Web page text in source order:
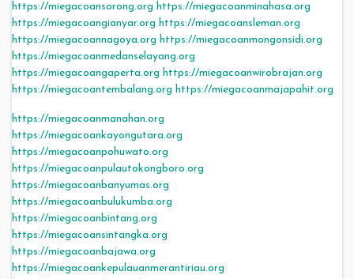
https://miegacoansorong.org https://miegacoanminahasa.org
https://miegacoangianyar.org https://miegacoansleman.org
https://miegacoannagoya.org https://miegacoanmongonsidi.org
https://miegacoanmedanselayang.org
https://miegacoangaperta.org https://miegacoanwirobrajan.org
https://miegacoantembalang.org https://miegacoanmajapahit.org
https://miegacoanmanahan.org
https://miegacoankayongutara.org
https://miegacoanpohuwato.org
https://miegacoanpulautokongboro.org
https://miegacoanbanyumas.org
https://miegacoanbulukumba.org
https://miegacoanbintang.org
https://miegacoansintangka.org
https://miegacoanbajawa.org
https://miegacoankepulauanmerantiriau.org